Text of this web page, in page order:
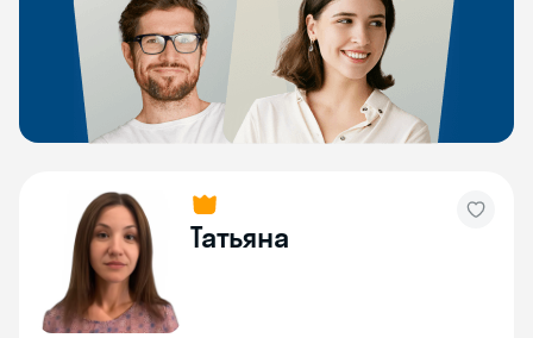
Татьяна